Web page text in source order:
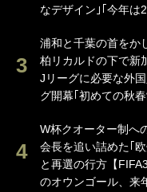
なデザイン｣｢今年は
浦和と千葉の首をか
柏リカルドの下で新
Jリーグに必要な外
グ開幕｢初めての秋
W杯クオーター制へ
会長を追い詰めた｢
と再選の行方【
のオウンゴール、来